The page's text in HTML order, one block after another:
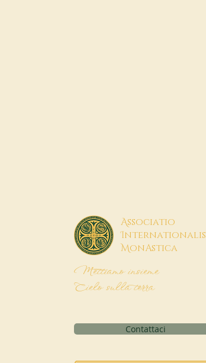
Associatio
Internationalis
MonAstica
Mettiamo insieme
Cielo sulla terra
Contattaci